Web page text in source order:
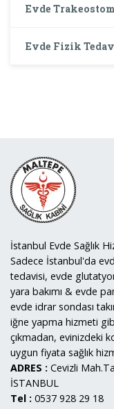
Evde
Evde Fizik
İstanbul Evde Sağlık
Sadece İstanbul'da
tedavisi, evde
yara bakımı & evde
evde idrar sondası
iğne yapma hizmeti
çıkmadan, evinizdeki
uygun fiyata sağlık
ADRES : Cevizli
İSTANBUL
Tel : 0537 928 29 18